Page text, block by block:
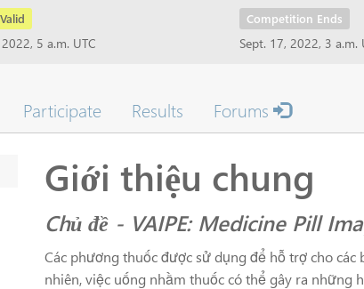
5 a.m. UTC
Competition Ends
Sept. 17, 2022, 3 a.m.
Participate Results Forums
Giới thiệu chung
Chủ đề - VAIPE: Medicine Pill
Các phương thuốc được sử dụng để hỗ trợ cho
nhiên, việc uống nhầm thuốc có thể gây ra